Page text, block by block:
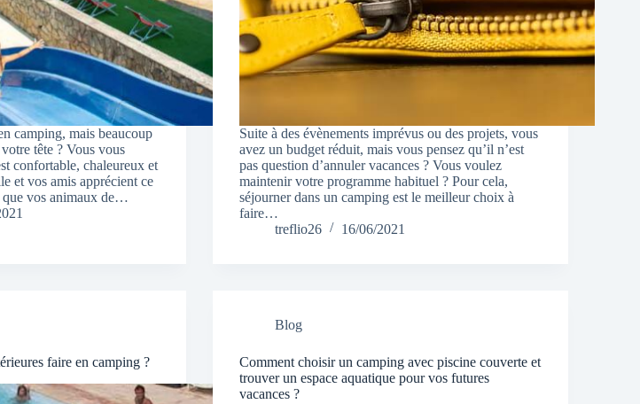
camping, mais beaucoup
tête ? Vous vous
confortable, chaleureux et
et vos amis apprécient ce
que vos animaux de…
Suite à des évènements imprévus ou des projets, vous
avez un budget réduit, mais vous pensez qu’il n’est
pas question d’annuler vacances ? Vous voulez
maintenir votre programme habituel ? Pour cela,
séjourner dans un camping est le meilleur choix à
faire…
treflio26
16/06/2021
faire en camping ?
Blog
Comment choisir un camping avec piscine couverte et
trouver un espace aquatique pour vos futures
vacances ?